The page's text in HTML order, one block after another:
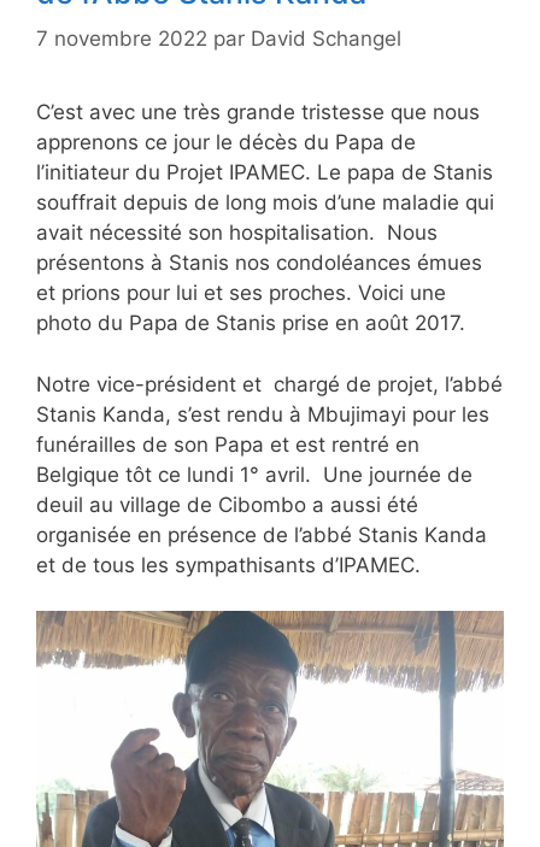
7 novembre 2022 par David Schangel
C’est avec une très grande tristesse que nous
apprenons ce jour le décès du Papa de
l’initiateur du Projet IPAMEC. Le papa de Stanis
souffrait depuis de long mois d’une maladie qui
avait nécessité son hospitalisation. Nous
présentons à Stanis nos condoléances émues
et prions pour lui et ses proches. Voici une
photo du Papa de Stanis prise en août 2017.
Notre vice-président et chargé de projet, l’abbé
Stanis Kanda, s’est rendu à Mbujimayi pour les
funérailles de son Papa et est rentré en
Belgique tôt ce lundi 1° avril. Une journée de
deuil au village de Cibombo a aussi été
organisée en présence de l’abbé Stanis Kanda
et de tous les sympathisants d’IPAMEC.